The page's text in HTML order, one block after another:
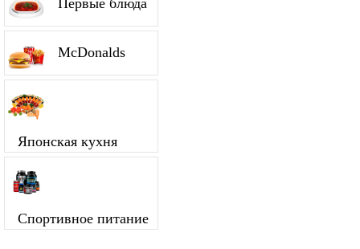
Первые блюда
McDonalds
Японская кухня
Спортивное питание